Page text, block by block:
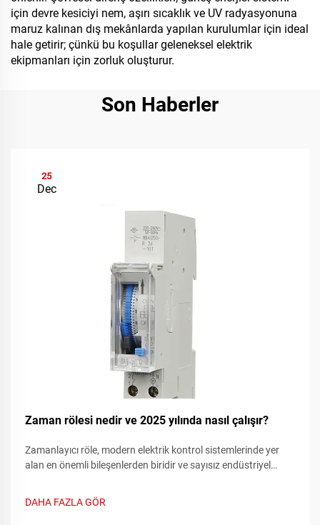
için devre kesiciyi nem, aşırı sıcaklık ve UV radyasyonuna
maruz kalınan dış mekânlarda yapılan kurulumlar için ideal
hale getirir; çünkü bu koşullar geleneksel elektrik
ekipmanları için zorluk oluşturur.
Son Haberler
25
Dec
Zaman rölesi nedir ve 2025 yılında nasıl çalışır?
Zamanlayıcı röle, modern elektrik kontrol sistemlerinde yer
alan en önemli bileşenlerden biridir ve sayısız endüstriyel
gelişmiş cihazlar geleneksel röle anahtarlama yeteneklerini...
DAHA FAZLA GÖR